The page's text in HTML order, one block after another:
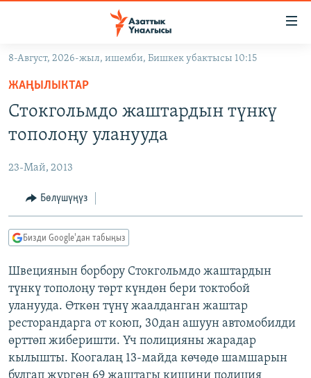
Навигацияга
өтүңүз
Издөөгө
салыңыз
ЭКОНОМИКА
МАДАНИЯТ
БОРБОР АЗИЯ
АТАЙЫН ИЛИКТӨӨ
ТВ ПРОГРАММАЛАР
ЭКСПЕРТТЕР ТАЛДАЙТ
БИЗ ЖАНА ДҮЙНӨ
ДАНИСТЕ
ЭЖЕ-СИҢДИЛЕР
ЫҢГАЙСЫЗ СУРООЛОР
ӨЗГӨЧӨ ПИКИР
Русский
ОНЛАЙН ШЕРИНЕ
8-Август, 2026-жыл, ишемби, Бишкек убактысы 10:15
ЖАҢЫЛЫКТАР
Стокгольмдо жаштардын түнкү
тополоңу уланууда
23-Май, 2013
Бөлүшүңүз
Бизди Google'дан табыңыз
Швециянын борбору Стокгольмдо жаштардын
түнкү тополоңу төрт күндөн бери токтобой
уланууда. Өткөн түнү жаалданган жаштар
ресторандарга от коюп, 30дан ашуун автомобилди
өрттөп жиберишти. Үч полицияны жарадар
кылышты. Коогалаң 13-майда көчөдө шамшарын